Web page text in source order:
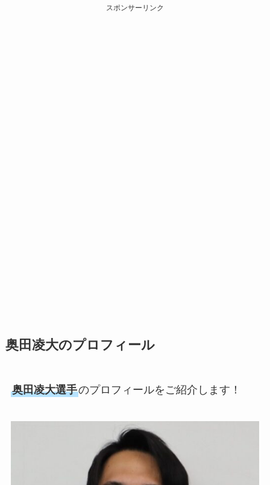
スポンサーリンク
奥田凌大のプロフィール
奥田凌大選手のプロフィールをご紹介します！